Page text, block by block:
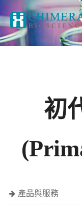
初
產品與服務